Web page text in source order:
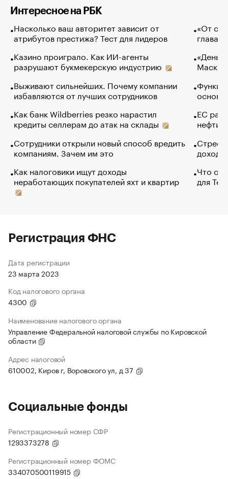
Интересное на РБК
Насколько ваш авторитет зависит от
атрибутов престижа? Тест для лидеров
Казино проиграло. Как ИИ-агенты
разрушают букмекерскую индустрию
Выживают сильнейших. Почему компании
избавляются от лучших сотрудников
Как банк Wildberries резко нарастил
кредиты селлерам до атак на склады
Сотрудники открыли новый способ вредить
компаниям. Зачем им это
Как налоговики ищут доходы
неработающих покупателей яхт и квартир
«От
глава
Маск в
основ
ЕС
нефти
Что
для
Регистрация ФНС
Дата регистрации
23 марта 2023
Код налогового органа
4300
Наименование налогового органа
Управление Федеральной налоговой службы по Кировской
области
Адрес налоговой
610002, Киров г, Воровского ул, д 37
Социальные фонды
Регистрационный номер СФР
1293373278
Регистрационный номер ФОМС
334070500119915